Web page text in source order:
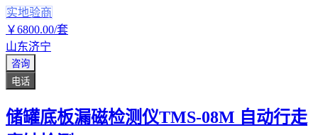
实地验商
￥6800.00/套
山东济宁
咨询
电话
储罐底板漏磁检测仪TMS-08M 自动行走